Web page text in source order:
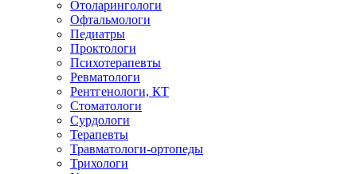
Отоларингологи
Офтальмологи
Педиатры
Проктологи
Психотерапевты
Ревматологи
Рентгенологи, КТ
Стоматологи
Сурдологи
Терапевты
Травматологи-ортопеды
Трихологи